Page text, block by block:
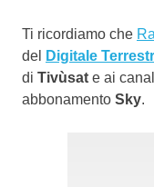
Ti ricordiamo che
del
Digitale
di Tivùsat e ai
abbonamento Sky.